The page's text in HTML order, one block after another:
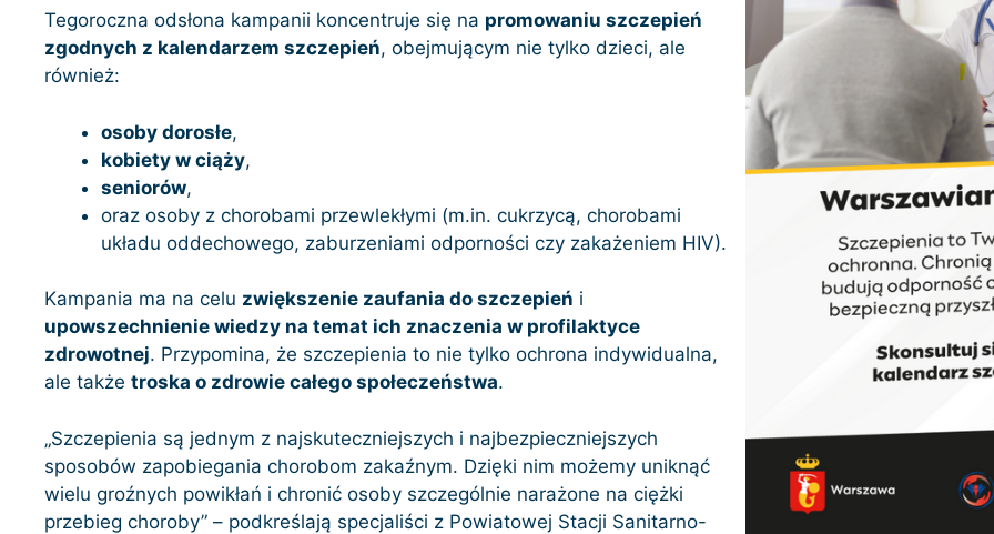
Tegoroczna odsłona kampanii koncentruje się na promowaniu szczepień
zgodnych z kalendarzem szczepień, obejmującym nie tylko dzieci, ale
również:
osoby dorosłe,
kobiety w ciąży,
seniorów,
oraz osoby z chorobami przewlekłymi (m.in. cukrzycą, chorobami
układu oddechowego, zaburzeniami odporności czy zakażeniem HIV).
Kampania ma na celu zwiększenie zaufania do szczepień i
upowszechnienie wiedzy na temat ich znaczenia w profilaktyce
zdrowotnej. Przypomina, że szczepienia to nie tylko ochrona indywidualna,
ale także troska o zdrowie całego społeczeństwa.
„Szczepienia są jednym z najskuteczniejszych i najbezpieczniejszych
sposobów zapobiegania chorobom zakaźnym. Dzięki nim możemy uniknąć
wielu groźnych powikłań i chronić osoby szczególnie narażone na ciężki
przebieg choroby” – podkreślają specjaliści z Powiatowej Stacji Sanitarno-